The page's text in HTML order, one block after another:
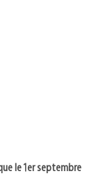
le 1er septembre